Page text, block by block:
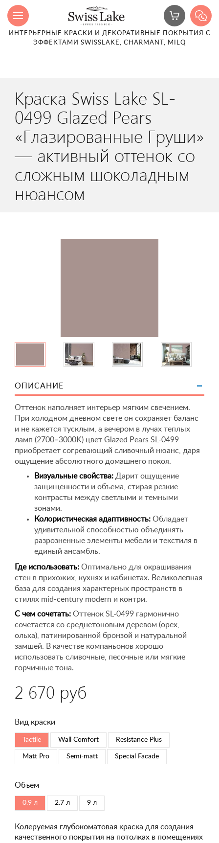
ИНТЕРЬЕРНЫЕ КРАСКИ И ДЕКОРАТИВНЫЕ ПОКРЫТИЯ С
ЭФФЕКТАМИ SWISSLAKE, CHARMANT, MILQ
Краска Swiss Lake SL-
0499 Glazed Pears
«Глазированные Груши»
— активный оттенок со
сложным шоколадным
нюансом
ОПИСАНИЕ
Оттенок наполняет интерьер мягким свечением.
При холодном дневном свете он сохраняет баланс
и не кажется тусклым, а вечером в лучах теплых
ламп (2700–3000K) цвет Glazed Pears SL-0499
приобретает согревающий сливочный нюанс, даря
ощущение абсолютного домашнего покоя.
Визуальные свойства: Дарит ощущение
защищенности и объема, стирая резкие
контрасты между светлыми и темными
зонами.
Колористическая адаптивность: Обладает
удивительной способностью объединять
разрозненные элементы мебели и текстиля в
единый ансамбль.
Где использовать: Оптимально для окрашивания
стен в прихожих, кухнях и кабинетах. Великолепная
база для создания характерных пространств в
стилях mid-century modern и контри.
С чем сочетать: Оттенок SL-0499 гармонично
сочетается со среднетоновым деревом (орех,
ольха), патинированной бронзой и натуральной
замшей. В качестве компаньонов хорошо
использовать сливочные, песочные или мягкие
горчичные тона.
2 670 руб
Вид краски
Tactile Wall Comfort Resistance Plus
Matt Pro Semi-matt Special Faсade
Объём
0.9 л 2.7 л 9 л
Колеруемая глубокоматовая краска для создания
качественного покрытия на потолках в помещениях